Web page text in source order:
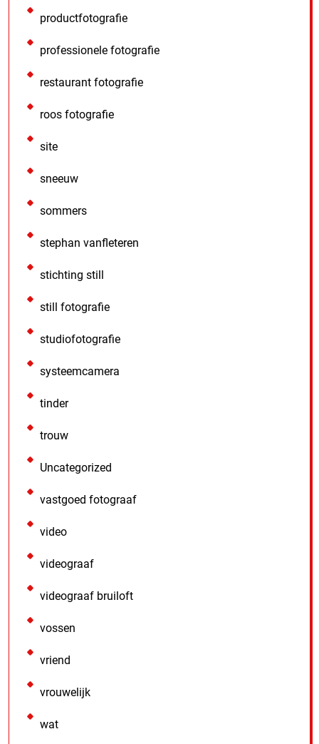
productfotografie
professionele fotografie
restaurant fotografie
roos fotografie
site
sneeuw
sommers
stephan vanfleteren
stichting still
still fotografie
studiofotografie
systeemcamera
tinder
trouw
Uncategorized
vastgoed fotograaf
video
videograaf
videograaf bruiloft
vossen
vriend
vrouwelijk
wat